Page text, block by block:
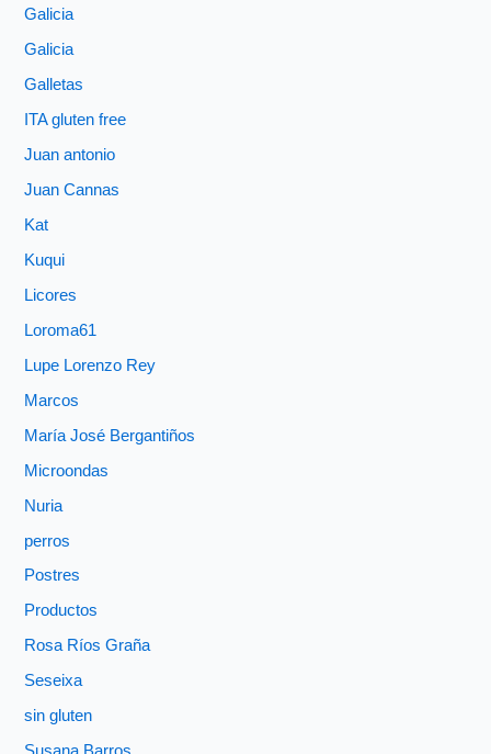
Galicia
Galicia
Galletas
ITA gluten free
Juan antonio
Juan Cannas
Kat
Kuqui
Licores
Loroma61
Lupe Lorenzo Rey
Marcos
María José Bergantiños
Microondas
Nuria
perros
Postres
Productos
Rosa Ríos Graña
Seseixa
sin gluten